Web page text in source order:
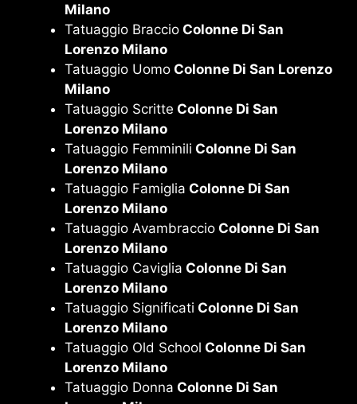
Milano
Tatuaggio Braccio Colonne Di San
Lorenzo Milano
Tatuaggio Uomo Colonne Di San Lorenzo
Milano
Tatuaggio Scritte Colonne Di San
Lorenzo Milano
Tatuaggio Femminili Colonne Di San
Lorenzo Milano
Tatuaggio Famiglia Colonne Di San
Lorenzo Milano
Tatuaggio Avambraccio Colonne Di San
Lorenzo Milano
Tatuaggio Caviglia Colonne Di San
Lorenzo Milano
Tatuaggio Significati Colonne Di San
Lorenzo Milano
Tatuaggio Old School Colonne Di San
Lorenzo Milano
Tatuaggio Donna Colonne Di San